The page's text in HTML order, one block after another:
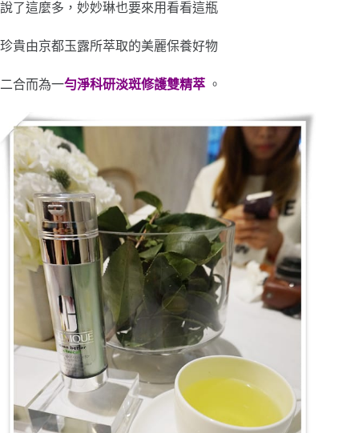
說了這麼多，妙妙琳也要來用看看這瓶
珍貴由京都玉露所萃取的美麗保養好物
二合而為一勻淨科研淡斑修護雙精萃 。